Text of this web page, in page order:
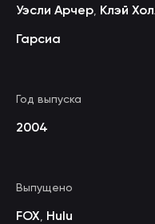
Уэсли Арчер Клэй
Гарсиа
Год выпуска
2004
Выпущено
FOX Hulu